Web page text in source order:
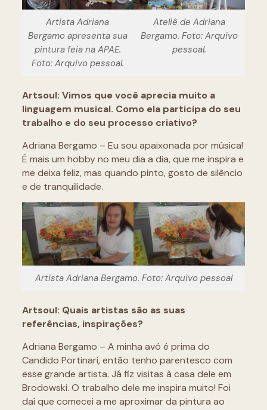
Artista Adriana
Bergamo apresenta sua
pintura feia na APAE.
Foto: Arquivo pessoal.
Ateliê de Adriana
Bergamo. Foto: Arquivo
pessoal.
Artsoul: Vimos que você aprecia muito a
linguagem musical. Como ela participa do seu
trabalho e do seu processo criativo?
Adriana Bergamo – Eu sou apaixonada por música!
É mais um hobby no meu dia a dia, que me inspira e
me deixa feliz, mas quando pinto, gosto de silêncio
e de tranquilidade.
Artista Adriana Bergamo. Foto: Arquivo pessoal
Artsoul: Quais artistas são as suas
referências, inspirações?
Adriana Bergamo – A minha avó é prima do
Candido Portinari, então tenho parentesco com
esse grande artista. Já fiz visitas à casa dele em
Brodowski. O trabalho dele me inspira muito! Foi
daí que comecei a me aproximar da pintura ao